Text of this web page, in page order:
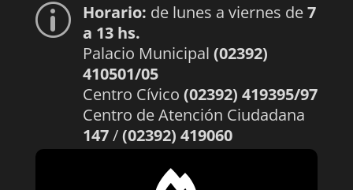
p Horario: de lunes a viernes de7
a 13 hs.
Palacio Municipal (02392)
410501/05
Centro Cívico (02392) 419395/97
Centro de Atención Ciudadana
147/(02392) 419060